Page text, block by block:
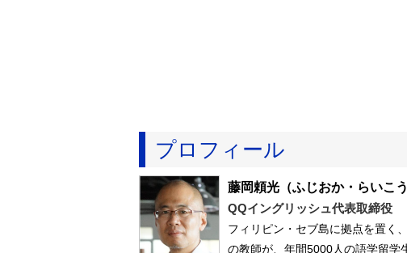
プロフィール
藤岡頼光 （ふじおか・らいこう
QQイングリッシュ代表取締役
フィリピン・セブ島に拠点を置く
の教師が、年間5000人の語学留学